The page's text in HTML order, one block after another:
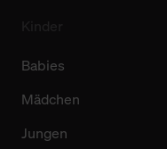
Babies
Mädchen
Jungen